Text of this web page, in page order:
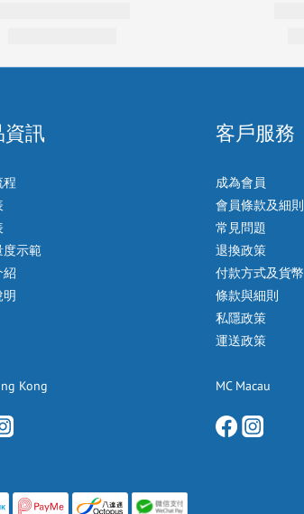
訊
程
度示範
紹
明
Kong
客戶服務
成為會員
會員條款及細則
常見問題
退換政策
付款方式及貨幣
條款與細則
私隱政策
運送政策
MC Macau